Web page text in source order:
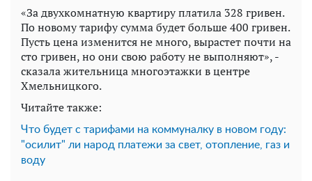
«За двухкомнатную квартиру платила 328 гривен.
По новому тарифу сумма будет больше 400 гривен.
Пусть цена изменится не много, вырастет почти на
сто гривен, но они свою работу не выполняют», -
сказала жительница многоэтажки в центре
Хмельницкого.
Читайте также:
Что будет с тарифами на коммуналку в новом году:
"осилит" ли народ платежи за свет, отопление, газ и
воду